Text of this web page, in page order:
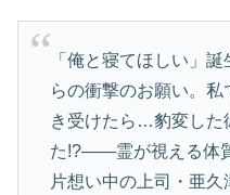
「俺と寝てほしい」
らの衝撃のお願い。私
き受けたら…豹変した
た!?――霊が視える体
片想い中の上司・亜